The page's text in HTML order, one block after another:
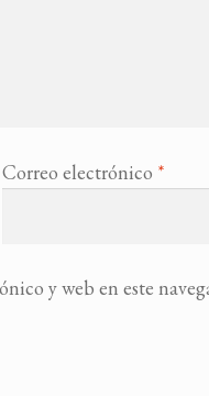
Correo electrónico *
y web en este